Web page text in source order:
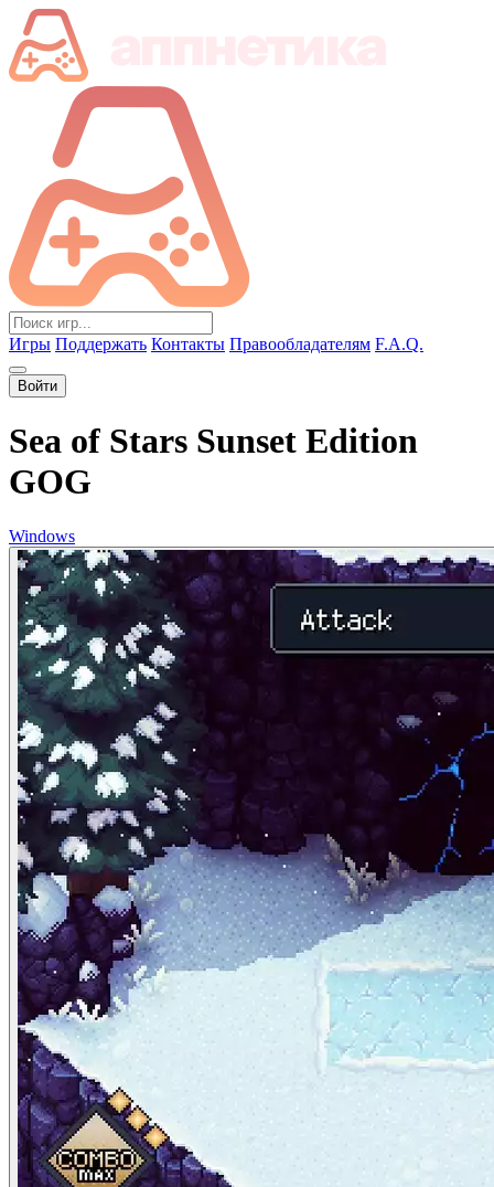
Игры Поддержать Контакты Правообладателям F.A.Q.
Войти
Sea of Stars Sunset Edition
GOG
Windows